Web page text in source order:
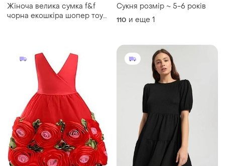
Жіноча велика сумка f&f
чорна екошкіра шопер тоут
Сукня розмір ~ 5-6 років
110 и еще 1